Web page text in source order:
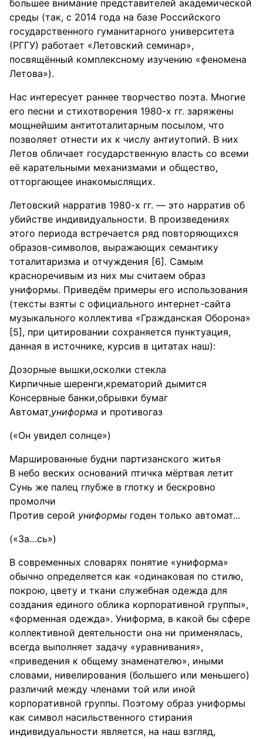
большее внимание представителей академической
среды (так, с 2014 года на базе Российского
государственного гуманитарного университета
(РГГУ) работает «Летовский семинар»,
посвящённый комплексному изучению «феномена
Летова»).
Нас интересует раннее творчество поэта. Многие
его песни и стихотворения 1980-х гг. заряжены
мощнейшим антитоталитарным посылом, что
позволяет отнести их к числу антиутопий. В них
Летов обличает государственную власть со всеми
её карательными механизмами и общество,
отторгающее инакомыслящих.
Летовский нарратив 1980-х гг. — это нарратив об
убийстве индивидуальности. В произведениях
этого периода встречается ряд повторяющихся
образов-символов, выражающих семантику
тоталитаризма и отчуждения [6]. Самым
красноречивым из них мы считаем образ
униформы. Приведём примеры его использования
(тексты взяты с официального интернет-сайта
музыкального коллектива «Гражданская Оборона»
[5], при цитировании сохраняется пунктуация,
данная в источнике, курсив в цитатах наш):
Дозорные вышки,осколки стекла
Кирпичные шеренги,крематорий дымится
Консервные банки,обрывки бумаг
Автомат,униформа и противогаз
(«Он увидел солнце»)
Маршированные будни партизанского житья
В небо веских оснований птичка мёртвая летит
Сунь же палец глубже в глотку и бескровно
промолчи
Против серой униформы годен только автомат...
(«За…сь»)
В современных словарях понятие «униформа»
обычно определяется как «одинаковая по стилю,
покрою, цвету и ткани служебная одежда для
создания единого облика корпоративной группы»,
«форменная одежда». Униформа, в какой бы сфере
коллективной деятельности она ни применялась,
всегда выполняет задачу «уравнивания»,
«приведения к общему знаменателю», иными
словами, нивелирования (большего или меньшего)
различий между членами той или иной
корпоративной группы. Поэтому образ униформы
как символ насильственного стирания
индивидуальности является, на наш взгляд,